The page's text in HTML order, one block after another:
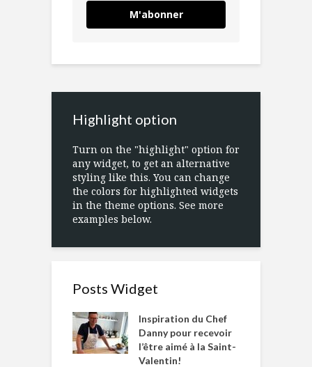
M'abonner
Highlight option
Turn on the "highlight" option for
any widget, to get an alternative
styling like this. You can change
the colors for highlighted widgets
in the theme options. See more
examples below.
Posts Widget
Inspiration du Chef
Danny pour recevoir
l’être aimé à la Saint-
Valentin!